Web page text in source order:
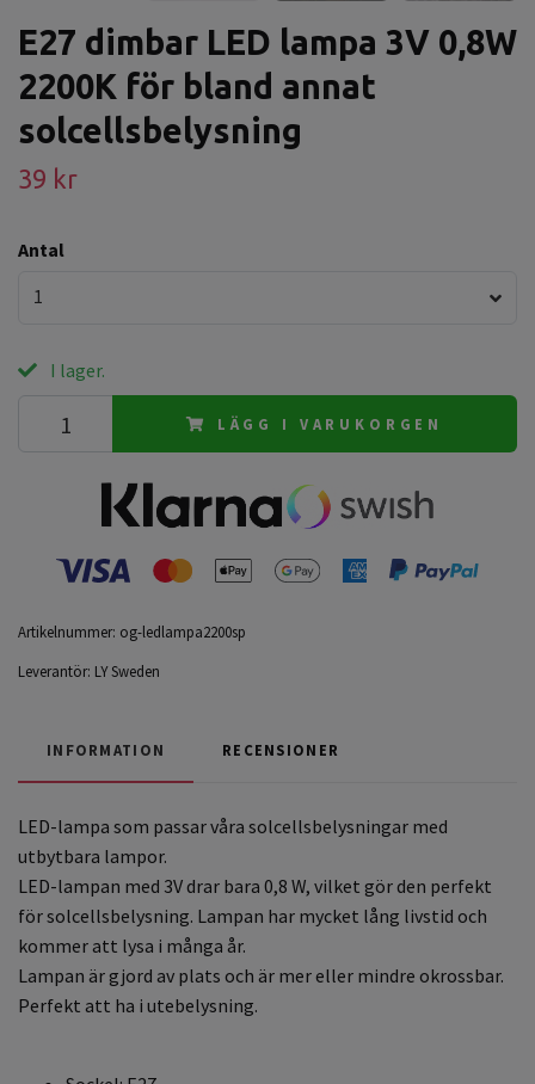
E27 dimbar LED lampa 3V 0,8W
2200K för bland annat
solcellsbelysning
39 kr
Antal
1
I lager.
LÄGG I VARUKORGEN
Artikelnummer: og-ledlampa2200sp
Leverantör: LY Sweden
INFORMATION RECENSIONER
LED-lampa som passar våra solcellsbelysningar med
utbytbara lampor.
LED-lampan med 3V drar bara 0,8 W, vilket gör den perfekt
för solcellsbelysning. Lampan har mycket lång livstid och
kommer att lysa i många år.
Lampan är gjord av plats och är mer eller mindre okrossbar.
Perfekt att ha i utebelysning.